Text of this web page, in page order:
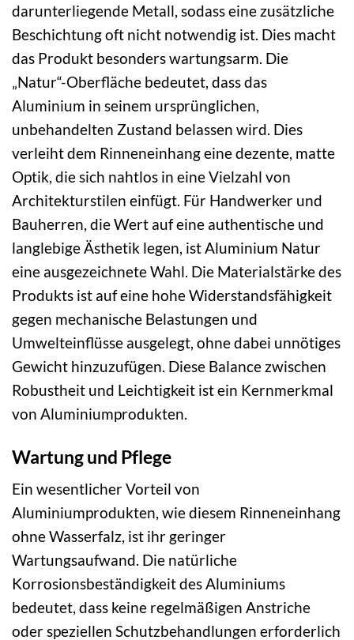
darunterliegende Metall, sodass eine zusätzliche
Beschichtung oft nicht notwendig ist. Dies macht
das Produkt besonders wartungsarm. Die
„Natur“-Oberfläche bedeutet, dass das
Aluminium in seinem ursprünglichen,
unbehandelten Zustand belassen wird. Dies
verleiht dem Rinneneinhang eine dezente, matte
Optik, die sich nahtlos in eine Vielzahl von
Architekturstilen einfügt. Für Handwerker und
Bauherren, die Wert auf eine authentische und
langlebige Ästhetik legen, ist Aluminium Natur
eine ausgezeichnete Wahl. Die Materialstärke des
Produkts ist auf eine hohe Widerstandsfähigkeit
gegen mechanische Belastungen und
Umwelteinflüsse ausgelegt, ohne dabei unnötiges
Gewicht hinzuzufügen. Diese Balance zwischen
Robustheit und Leichtigkeit ist ein Kernmerkmal
von Aluminiumprodukten.
Wartung und Pflege
Ein wesentlicher Vorteil von
Aluminiumprodukten, wie diesem Rinneneinhang
ohne Wasserfalz, ist ihr geringer
Wartungsaufwand. Die natürliche
Korrosionsbeständigkeit des Aluminiums
bedeutet, dass keine regelmäßigen Anstriche
oder speziellen Schutzbehandlungen erforderlich